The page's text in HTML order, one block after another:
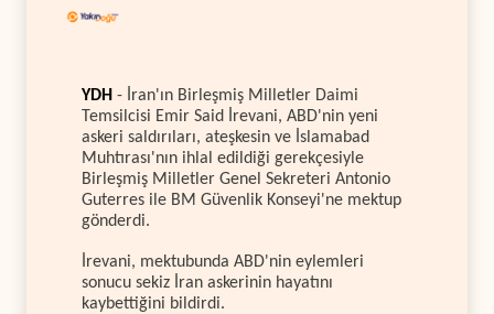
YDH - İran'ın Birleşmiş Milletler Daimi
Temsilcisi Emir Said İrevani, ABD'nin yeni
askeri saldırıları, ateşkesin ve İslamabad
Muhtırası'nın ihlal edildiği gerekçesiyle
Birleşmiş Milletler Genel Sekreteri Antonio
Guterres ile BM Güvenlik Konseyi'ne mektup
gönderdi.
İrevani, mektubunda ABD'nin eylemleri
sonucu sekiz İran askerinin hayatını
kaybettiğini bildirdi.